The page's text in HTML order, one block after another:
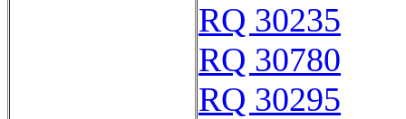
RQ 30235
RQ 30780
RQ 30295